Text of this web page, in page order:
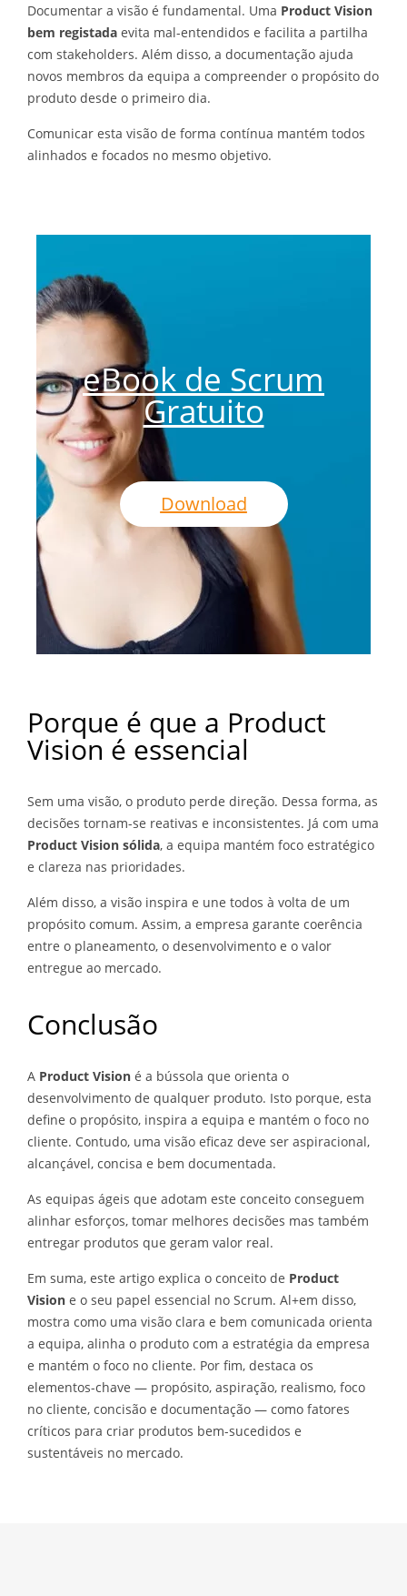
Documentar a visão é fundamental. Uma Product Vision
bem registada evita mal-entendidos e facilita a partilha
com stakeholders. Além disso, a documentação ajuda
novos membros da equipa a compreender o propósito do
produto desde o primeiro dia.
Comunicar esta visão de forma contínua mantém todos
alinhados e focados no mesmo objetivo.
eBook de Scrum
Gratuito
Download
Porque é que a Product
Vision é essencial
Sem uma visão, o produto perde direção. Dessa forma, as
decisões tornam-se reativas e inconsistentes. Já com uma
Product Vision sólida, a equipa mantém foco estratégico
e clareza nas prioridades.
Além disso, a visão inspira e une todos à volta de um
propósito comum. Assim, a empresa garante coerência
entre o planeamento, o desenvolvimento e o valor
entregue ao mercado.
Conclusão
A Product Vision é a bússola que orienta o
desenvolvimento de qualquer produto. Isto porque, esta
define o propósito, inspira a equipa e mantém o foco no
cliente. Contudo, uma visão eficaz deve ser aspiracional,
alcançável, concisa e bem documentada.
As equipas ágeis que adotam este conceito conseguem
alinhar esforços, tomar melhores decisões mas também
entregar produtos que geram valor real.
Em suma, este artigo explica o conceito de Product
Vision e o seu papel essencial no Scrum. Al+em disso,
mostra como uma visão clara e bem comunicada orienta
a equipa, alinha o produto com a estratégia da empresa
e mantém o foco no cliente. Por fim, destaca os
elementos-chave — propósito, aspiração, realismo, foco
no cliente, concisão e documentação — como fatores
críticos para criar produtos bem-sucedidos e
sustentáveis no mercado.